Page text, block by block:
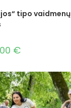
tipo vaidmenų
€